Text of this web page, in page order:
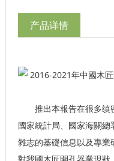
产品详情
推出本報告在很多缜
國家統計局、國家海關
雜志的基礎信息以及專業